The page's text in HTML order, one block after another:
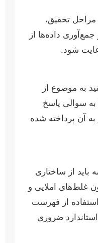
تحقیق،
داده‌ها از
شود.
به موضوع از
به سوالی پاسخ
آن پرداخته شده
باید از ساختاری
غلط‌های املایی و
از فهرست
ضروری